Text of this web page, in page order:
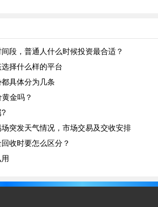
段，普通人什么时候投资最合适？
择什么样的平台
具体分为几条
金吗？
?
突发天气情况，市场交易及交收安排
收时要怎么区分？